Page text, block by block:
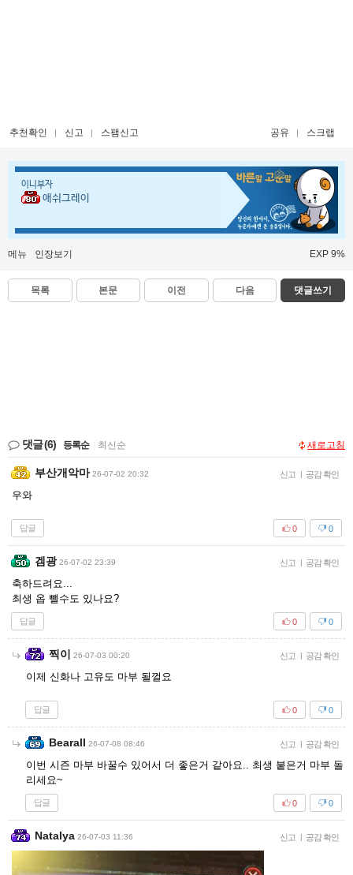
추천확인 신고 스팸신고 공유 스크랩
이니부자
애쉬그레이
메뉴 인장보기 EXP 9%
목록 본문 이전 다음 댓글쓰기
댓글(6) 등록순 최신순 새로고침
부산개악마 26-07-02 20:32 신고 | 공감 확인
우와
답글 0
0
겜광 26-07-02 23:39 신고 | 공감 확인
축하드려요...
최생 옵 뺄수도 있나요?
답글 0
0
찍이 26-07-03 00:20 신고 | 공감 확인
이제 신화나 고유도 마부 될껄요
답글 0
0
Bearall 26-07-08 08:46 신고 | 공감 확인
이번 시즌 마부 바꿀수 있어서 더 좋은거 같아요.. 최생 붙은거 마부 돌
리세요~
답글 0
0
Natalya 26-07-03 11:36 신고 | 공감 확인